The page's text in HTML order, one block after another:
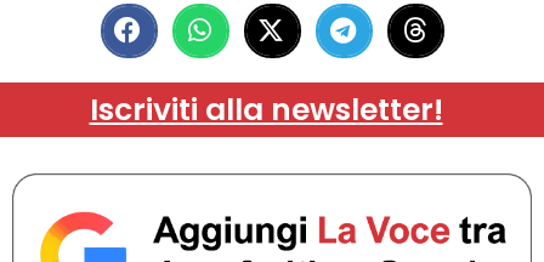
Iscriviti alla newsletter!